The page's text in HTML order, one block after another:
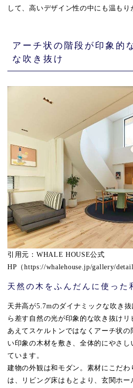
して、高いデザイン性の中にも温もり
アーチ状の階段が印象的
な吹き抜け
引用元：WHALE HOUSE公式
HP（https://whalehouse.jp/gallery/
天然の木をふんだんに使った
天井高が5.7mのダイナミックな吹き
ら差す自然の光が印象的な吹き抜けリ
あえてスケルトンではなくアーチ状
い印象の木材を敷き、全体的にやさ
ています。
建物の外観は和モダン。素材にこだ
は、リビング床はもとより、玄関ホ